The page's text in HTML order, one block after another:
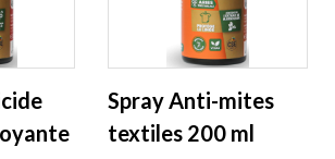
Spray Anti-mites
textiles 200 ml